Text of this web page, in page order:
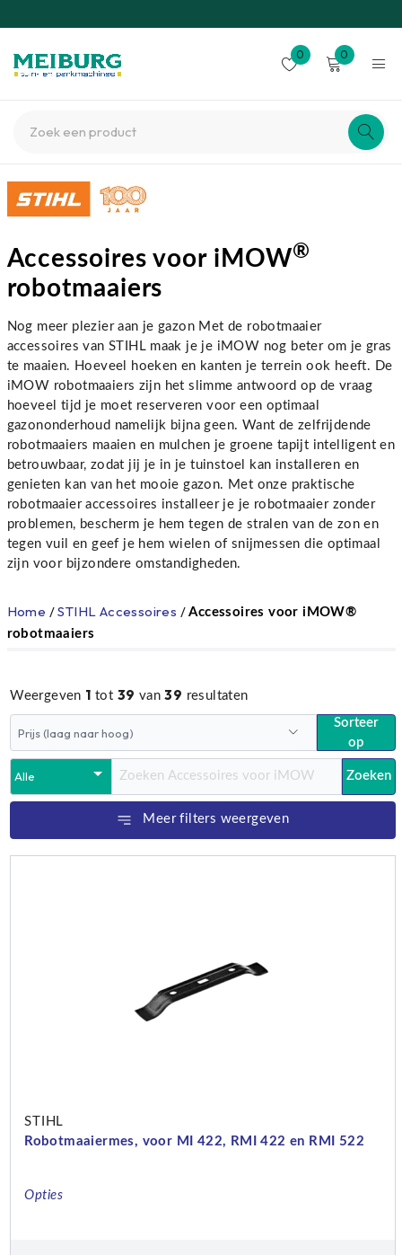
0 0
Accessoires voor iMOW®
robotmaaiers
Nog meer plezier aan je gazon Met de robotmaaier
accessoires van STIHL maak je je iMOW nog beter om je gras
te maaien. Hoeveel hoeken en kanten je terrein ook heeft. De
iMOW robotmaaiers zijn het slimme antwoord op de vraag
hoeveel tijd je moet reserveren voor een optimaal
gazononderhoud namelijk bijna geen. Want de zelfrijdende
robotmaaiers maaien en mulchen je groene tapijt intelligent en
betrouwbaar, zodat jij je in je tuinstoel kan installeren en
genieten kan van het mooie gazon. Met onze praktische
robotmaaier accessoires installeer je je robotmaaier zonder
problemen, bescherm je hem tegen de stralen van de zon en
tegen vuil en geef je hem wielen of snijmessen die optimaal
zijn voor bijzondere omstandigheden.
Home /STIHL Accessoires /Accessoires voor iMOW®
robotmaaiers
Weergeven 1 tot 39 van39 resultaten
Sorteer
op
Zoeken
Meer filters weergeven
STIHL
Robotmaaiermes, voor MI 422, RMI 422 en RMI 522
Opties